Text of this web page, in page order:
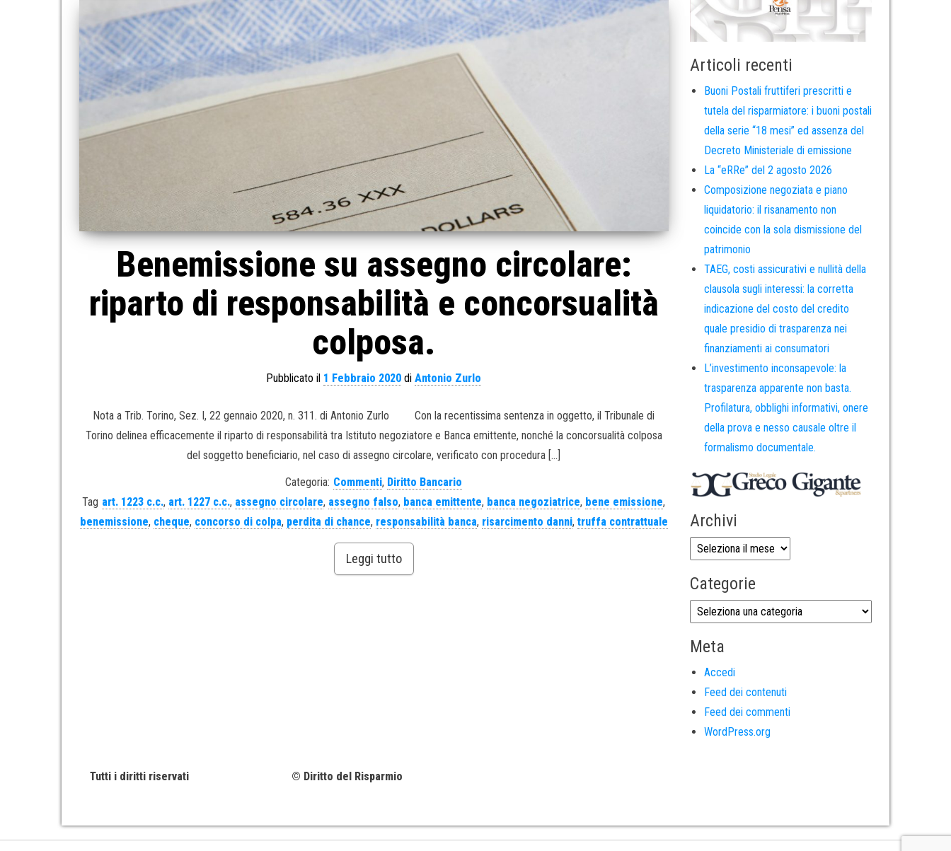
Benemissione su assegno circolare:
riparto di responsabilità e concorsualità
colposa.
Pubblicato il 1 Febbraio 2020 diAntonio Zurlo
Nota a Trib. Torino, Sez. I, 22 gennaio 2020, n. 311. di Antonio Zurlo Con la recentissima sentenza in oggetto, il Tribunale di
Torino delinea efficacemente il riparto di responsabilità tra Istituto negoziatore e Banca emittente, nonché la concorsualità colposa
del soggetto beneficiario, nel caso di assegno circolare, verificato con procedura […]
Categoria: Commenti, Diritto Bancario
Tag art. 1223 c.c., art. 1227 c.c., assegno circolare, assegno falso, banca emittente, banca negoziatrice, bene emissione,
benemissione, cheque, concorso di colpa, perdita di chance, responsabilità banca, risarcimento danni, truffa contrattuale
Leggi tutto
Articoli recenti
Buoni Postali fruttiferi prescritti e
tutela del risparmiatore: i buoni postali
della serie “18 mesi” ed assenza del
Decreto Ministeriale di emissione
La “eRRe” del 2 agosto 2026
Composizione negoziata e piano
liquidatorio: il risanamento non
coincide con la sola dismissione del
patrimonio
TAEG, costi assicurativi e nullità della
clausola sugli interessi: la corretta
indicazione del costo del credito
quale presidio di trasparenza nei
finanziamenti ai consumatori
L’investimento inconsapevole: la
trasparenza apparente non basta.
Profilatura, obblighi informativi, onere
della prova e nesso causale oltre il
formalismo documentale.
Archivi
Categorie
Meta
Accedi
Feed dei contenuti
Feed dei commenti
WordPress.org
Tutti i diritti riservati © Diritto del Risparmio